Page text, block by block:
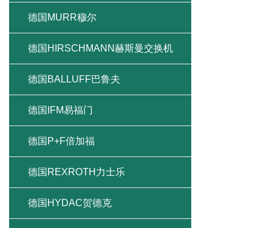
德国MURR穆尔
德国HIRSCHMANN赫斯曼交换机
德国BALLUFF巴鲁夫
德国IFM易福门
德国P+F倍加福
德国REXROTH力士乐
德国HYDAC贺德克